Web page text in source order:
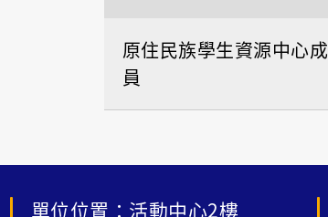
原住民族學生資源中心成
員
單位位置：活動中心2樓